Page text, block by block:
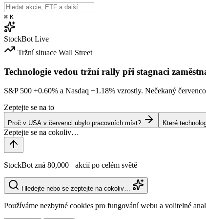
⌘ K
StockBot Live
Tržní situace Wall Street
Technologie vedou tržní rally při stagnaci
S&P 500 +0.60% a Nasdaq +1.18% vzrostly. Nečekaný
Zeptejte se na to
Proč v USA v červenci ubylo pracovních míst? Které
StockBot zná 80,000+ akcií po celém světě
Hledejte nebo se zeptejte na cokoliv…
Používáme nezbytné cookies pro fungování webu a volitelné